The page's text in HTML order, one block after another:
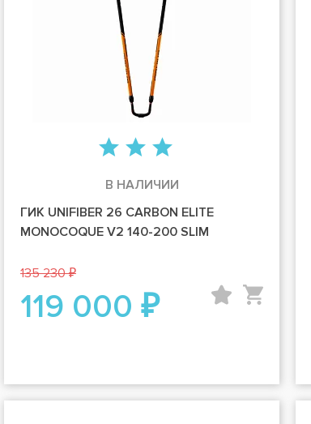
В НАЛИЧИИ
ГИК UNIFIBER 26 CARBON ELITE
MONOCOQUE V2 140-200 SLIM
135 230 ₽
119 000 ₽